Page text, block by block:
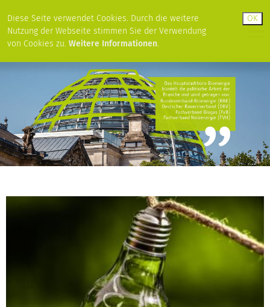
Diese Seite verwendet Cookies. Durch die weitere
Nutzung der Webseite stimmen Sie der Verwendung
von Cookies zu. Weitere Informationen.